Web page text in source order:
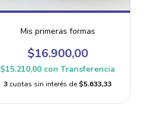
Mis primeras formas
$16.900,00
$15.210,00 con Transferencia
3 cuotas sin interés de$5.633,33